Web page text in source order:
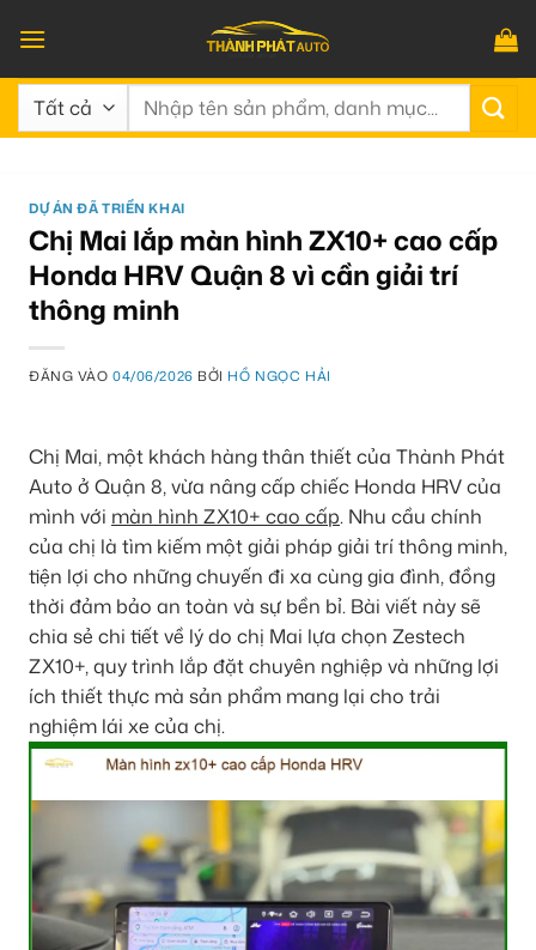
qua
nội
dung
Tìm
DỰ ÁN ĐÃ TRIỂN KHAI
Chị Mai lắp màn hình ZX10+ cao cấp
Honda HRV Quận 8 vì cần giải trí
thông minh
ĐĂNG VÀO04/06/2026 BỞI HỒ NGỌC HẢI
Chị Mai, một khách hàng thân thiết của Thành Phát
Auto ở Quận 8, vừa nâng cấp chiếc Honda HRV của
mình với màn hình ZX10+ cao cấp. Nhu cầu chính
của chị là tìm kiếm một giải pháp giải trí thông minh,
tiện lợi cho những chuyến đi xa cùng gia đình, đồng
thời đảm bảo an toàn và sự bền bỉ. Bài viết này sẽ
chia sẻ chi tiết về lý do chị Mai lựa chọn Zestech
ZX10+, quy trình lắp đặt chuyên nghiệp và những lợi
ích thiết thực mà sản phẩm mang lại cho trải
nghiệm lái xe của chị.